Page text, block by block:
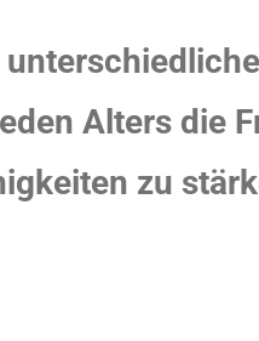
Alters die
zu